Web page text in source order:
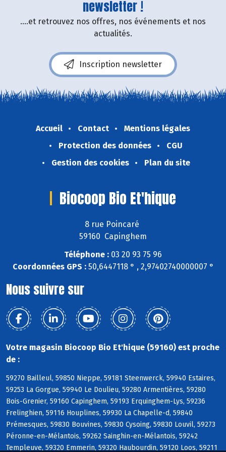
newsletter !
....et retrouvez nos offres, nos événements et nos
actualités.
Inscription newsletter
Accueil Contact
Mentions légales
Protection des données
CGU
Gestion des cookies
Plan du site
Biocoop Bio Et'hique
8 rue Poincaré
59160 Capinghem
Téléphone : 03 20 93 75 96
Coordonnées GPS :50,6447118 ° , 2,97402740000007 °
Nous suivre sur
Votre magasin Biocoop Bio Et'hique (59160) est proche
de :
59270 Bailleul, 59850 Nieppe, 59181 Steenwerck, 59940 Estaires,
59253 La Gorgue, 59940 Le Doulieu, 59280 Armentières, 59280
Bois-Grenier, 59160 Capinghem, 59193 Erquinghem-Lys, 59236
Frelinghien, 59116 Houplines, 59930 La Chapelle-d, 59840
Prémesques, 59830 Bouvines, 59830 Cysoing, 59830 Louvil, 59273
Péronne-en-Mélantois, 59262 Sainghin-en-Mélantois, 59242
Templeuve, 59320 Emmerin, 59320 Haubourdin, 59120 Loos, 59211